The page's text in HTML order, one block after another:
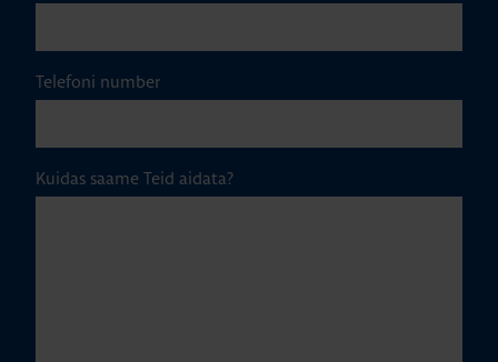
Telefoni number
Kuidas saame Teid aidata?